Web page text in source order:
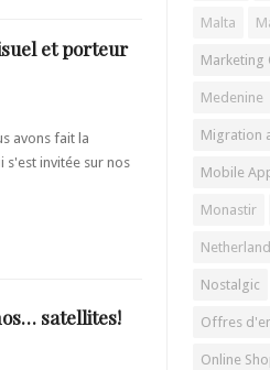
et porteur
avons fait la
s'est invitée sur nos
satellites!
Malta
Marketing
Medenine
Migration
Mobile
Monastir
Nostalgic
Offres
Online